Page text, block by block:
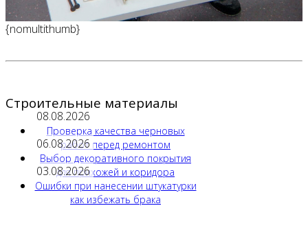
{nomultithumb}
Строительные материалы
08.08.2026
Проверка качества черновых
работ перед ремонтом
06.08.2026
Выбор декоративного покрытия
для прихожей и коридора
03.08.2026
Ошибки при нанесении штукатурки
как избежать брака